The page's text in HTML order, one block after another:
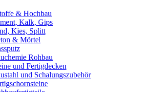
& Hochbau
Kalk, Gips
Kies, Splitt
& Mörtel
Rohbau
und Fertigdecken
und Schalungszubehör